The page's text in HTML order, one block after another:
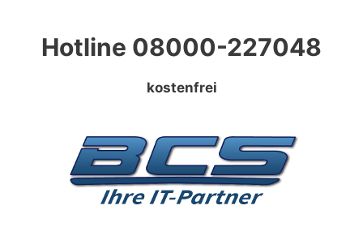
springenHotline 08000-227048
kostenfrei